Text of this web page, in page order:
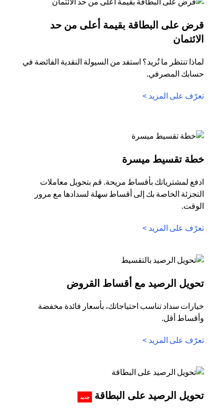
قرض على البطاقة بقيمة أعلى من حد
الائتمان
لماذا تنتظر ما تُريد؟ استفد من السيولة النقدية الفائضة في
حسابك المصرفي.
تعرّف على المزيد >
خطة تقسيط ميسرة
ادفع لمشترياتك بأقساط مريحة. قم بتحويل معاملات
التجزئة الخاصة بك إلى أقساط سهلة لسدادها مع مرور
الوقت.
تعرّف على المزيد >
تحويل الرصيد مع أقساط القروض
خيارات سداد تناسب احتياجاتك، بأسعار فائدة مخفضة
وأقساط أقل.
تعرّف على المزيد >
تحويل الرصيد على البطاقة جديد in a new tab